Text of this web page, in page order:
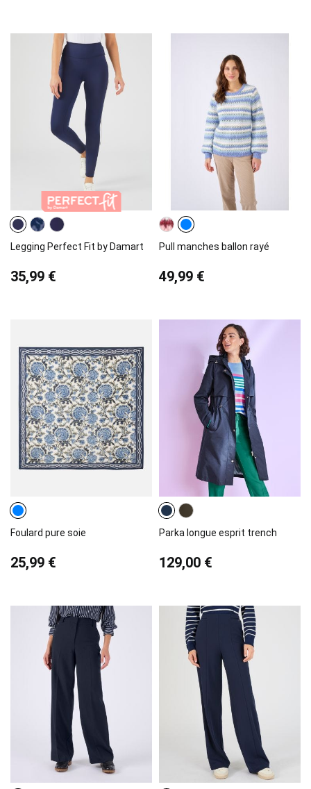
Legging Perfect Fit by Damart
35,99 €
Pull manches ballon rayé
49,99 €
Foulard pure soie
25,99 €
Parka longue esprit trench
129,00 €